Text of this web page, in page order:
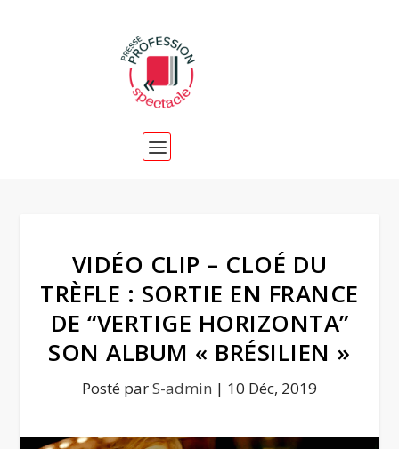
VIDÉO CLIP – CLOÉ DU
TRÈFLE : SORTIE EN FRANCE
DE “VERTIGE HORIZONTA”
SON ALBUM « BRÉSILIEN »
Posté parS-admin | 10 Déc, 2019